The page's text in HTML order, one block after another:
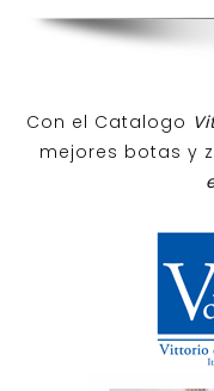
Con el Catalogo
mejores botas y